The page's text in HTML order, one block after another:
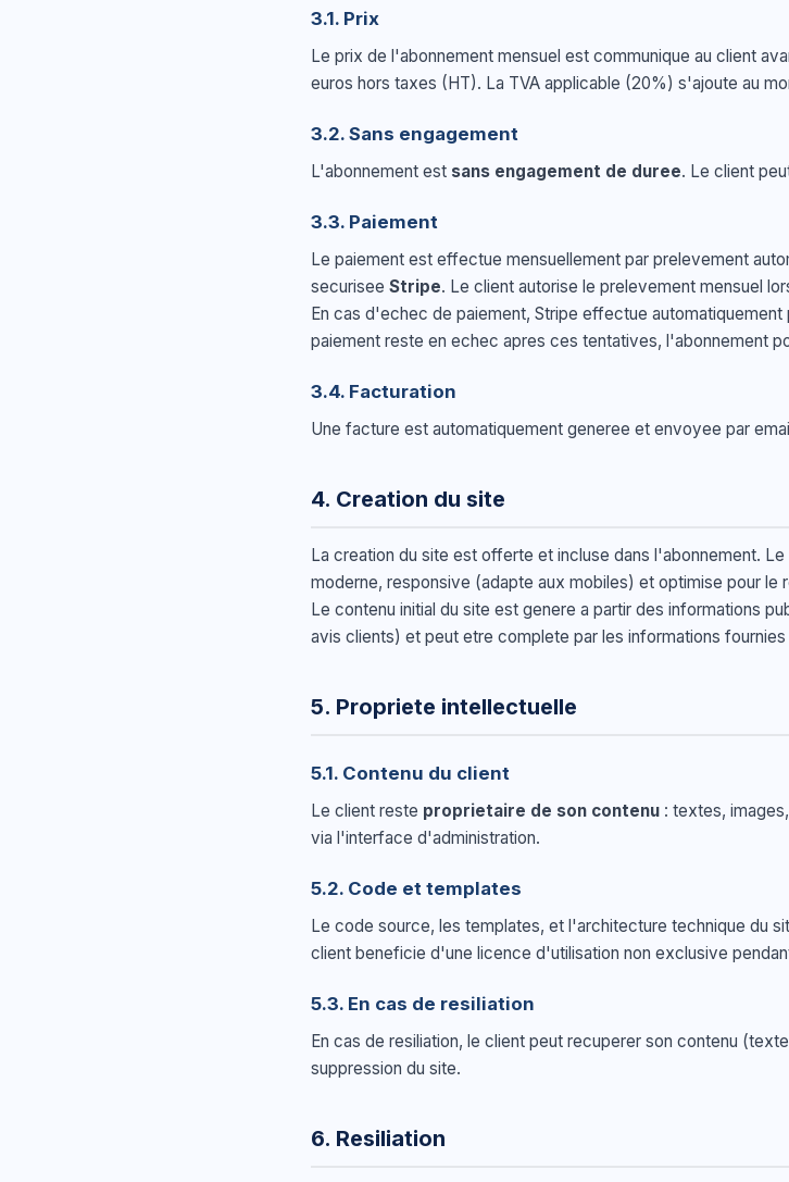
3.1. Prix
Le prix de l'abonnement mensuel est communique au client
euros hors taxes (HT). La TVA applicable (20%) s'ajoute au
3.2. Sans engagement
L'abonnement est sans engagement de duree. Le client
3.3. Paiement
Le paiement est effectue mensuellement par prelevement
securisee Stripe. Le client autorise le prelevement mensuel
En cas d'echec de paiement, Stripe effectue
paiement reste en echec apres ces tentatives, l'abonnement
3.4. Facturation
Une facture est automatiquement generee et envoyee par
4. Creation du site
La creation du site est offerte et incluse dans l'abonnement.
moderne, responsive (adapte aux mobiles) et optimise pour le
Le contenu initial du site est genere a partir des informations
avis clients) et peut etre complete par les informations fournies
5. Propriete intellectuelle
5.1. Contenu du client
Le client reste proprietaire de son contenu : textes,
via l'interface d'administration.
5.2. Code et templates
Le code source, les templates, et l'architecture technique du
client beneficie d'une licence d'utilisation non exclusive
5.3. En cas de resiliation
En cas de resiliation, le client peut recuperer son contenu
suppression du site.
6. Resiliation